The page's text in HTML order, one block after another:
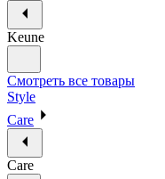
Keune
Смотреть все товары
Style
Care
Care